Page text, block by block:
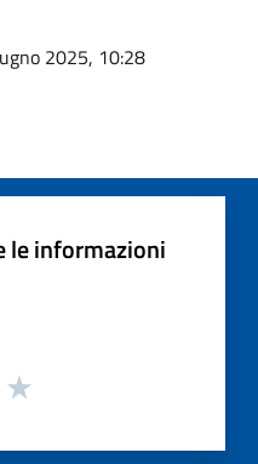
2025, 10:28
le informazioni